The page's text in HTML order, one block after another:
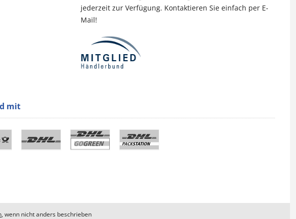
jederzeit zur Verfügung. Kontaktieren Sie einfach per E-
Mail!
mit
, wenn nicht anders beschrieben